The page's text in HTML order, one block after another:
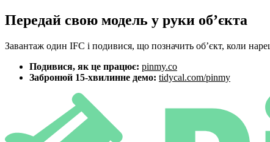
Передай свою модель у руки об’єкта
Завантаж один IFC і подивися, що позначить об’єкт, коли
Подивися, як це працює: pinmy.co
Забронюй 15-хвилинне демо: tidycal.com/pinmy